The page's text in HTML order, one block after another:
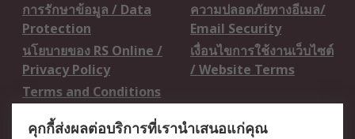
การรักษาข้อมูล / Data
Protection
ความปลอดภัยทางอีเมล/
Email Security
นโยบายของ RS Online /
Privacy Policy
เงื่อนไขการใช้งานเว็บไซต์
/ Website Terms
Terms and Conditions
คุกกี้ส่งผลต่อบริการที่เรานำเสนอแก่คุณ